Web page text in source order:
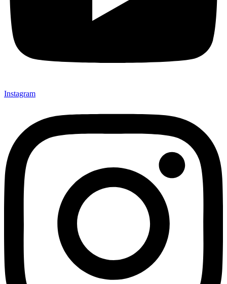
Instagram